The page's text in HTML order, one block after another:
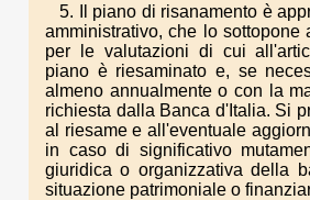
5. Il piano di risanamento è
amministrativo, che lo sottopone
per le valutazioni di cui
piano è riesaminato e, se
almeno annualmente o con la
richiesta dalla Banca d'Italia. Si
al riesame e all'eventuale
in caso di significativo
giuridica o organizzativa della
situazione patrimoniale o